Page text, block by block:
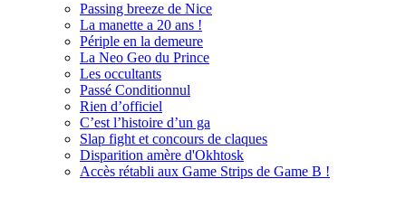
Passing breeze de Nice
La manette a 20 ans !
Périple en la demeure
La Neo Geo du Prince
Les occultants
Passé Conditionnul
Rien d’officiel
C’est l’histoire d’un ga
Slap fight et concours de claques
Disparition amère d'Okhtosk
Accès rétabli aux Game Strips de Game B !